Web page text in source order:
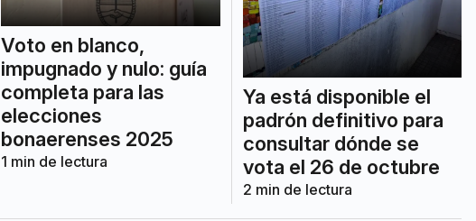
Voto en blanco,
impugnado y nulo: guía
completa para las
elecciones
bonaerenses 2025
1 min de lectura
Ya está disponible el
padrón definitivo para
consultar dónde se
vota el 26 de octubre
2 min de lectura